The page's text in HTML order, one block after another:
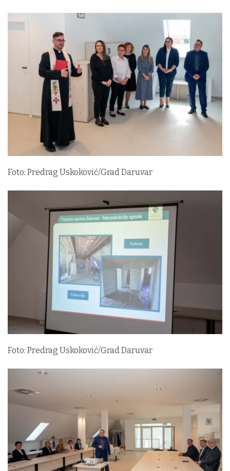
Foto: Predrag Uskoković/Grad Daruvar
Foto: Predrag Uskoković/Grad Daruvar